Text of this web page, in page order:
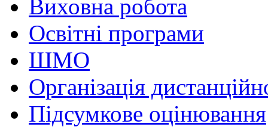
Виховна робота
Освітні програми
ШМО
Організація
Підсумкове оцінювання